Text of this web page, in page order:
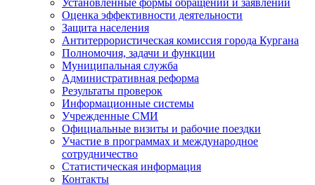
Установленные формы обращений и заявлений
Оценка эффективности деятельности
Защита населения
Антитеррористическая комиссия города Кургана
Полномочия, задачи и функции
Муниципальная служба
Административная реформа
Результаты проверок
Информационные системы
Учрежденные СМИ
Официальные визиты и рабочие поездки
Участие в программах и международное
сотрудничество
Статистическая информация
Контакты